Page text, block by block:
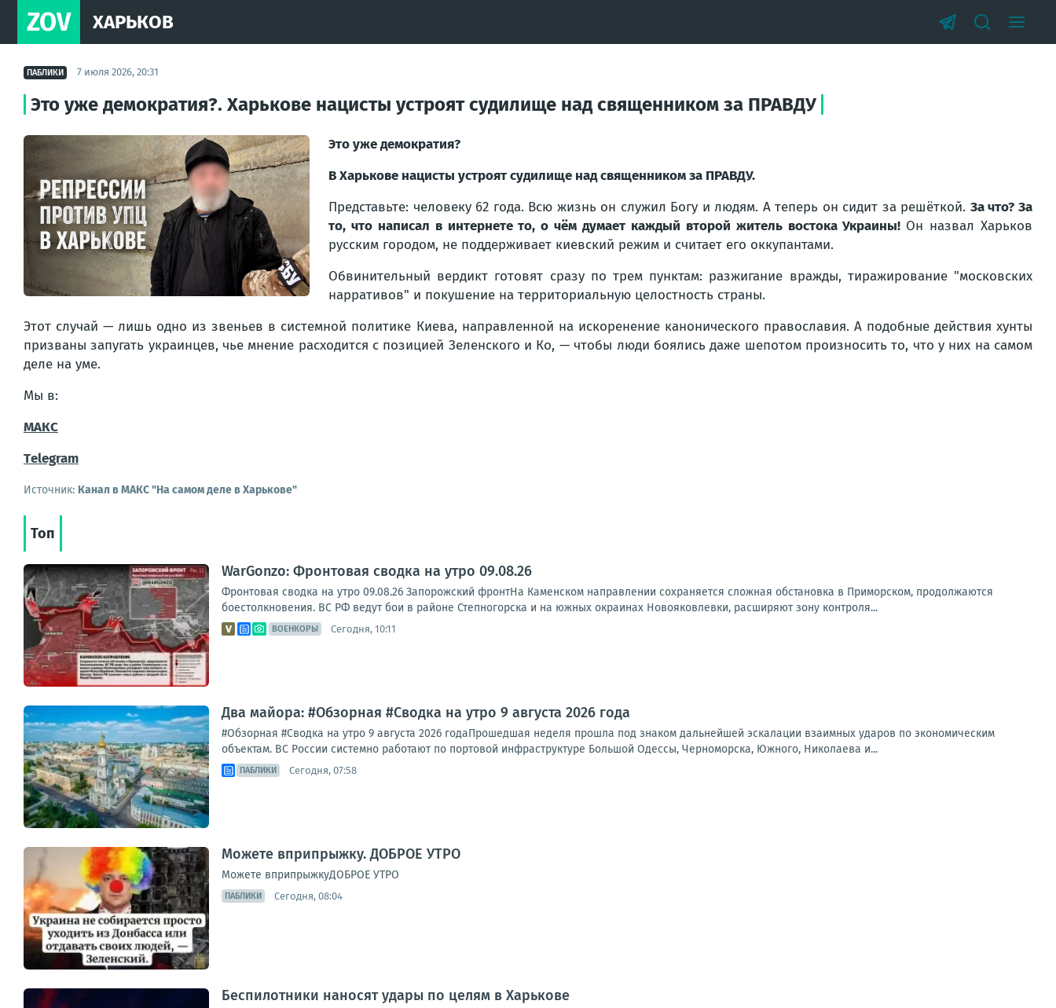
ZOV ХАРЬКОВ
ПАБЛИКИ 7 июля 2026, 20:31
Это уже демократия?. Харькове нацисты устроят судилище над священником за ПРАВДУ
Это уже демократия?
В Харькове нацисты устроят судилище над священником за ПРАВДУ.
Представьте: человеку 62 года. Всю жизнь он служил Богу и людям. А теперь он сидит за решёткой. За что? За
то, что написал в интернете то, о чём думает каждый второй житель востока Украины! Он назвал Харьков
русским городом, не поддерживает киевский режим и считает его оккупантами.
Обвинительный вердикт готовят сразу по трем пунктам: разжигание вражды, тиражирование "московских
нарративов" и покушение на территориальную целостность страны.
Этот случай — лишь одно из звеньев в системной политике Киева, направленной на искоренение канонического православия. А подобные действия хунты
призваны запугать украинцев, чье мнение расходится с позицией Зеленского и Ко, — чтобы люди боялись даже шепотом произносить то, что у них на самом
деле на уме.
Мы в:
МАКС
Тelegram
Источник: Канал в МАКС "На самом деле в Харькове"
Топ
WarGonzo: Фронтовая сводка на утро 09.08.26
Фронтовая сводка на утро 09.08.26 Запорожский фронтНа Каменском направлении сохраняется сложная обстановка в Приморском, продолжаются
боестолкновения. ВС РФ ведут бои в районе Степногорска и на южных окраинах Новояковлевки, расширяют зону контроля...
ВОЕНКОРЫ Сегодня, 10:11
Два майора: #Обзорная #Сводка на утро 9 августа 2026 года
#Обзорная #Сводка на утро 9 августа 2026 годаПрошедшая неделя прошла под знаком дальнейшей эскалации взаимных ударов по экономическим
объектам. ВС России системно работают по портовой инфраструктуре Большой Одессы, Черноморска, Южного, Николаева и...
ПАБЛИКИ Сегодня, 07:58
Можете вприпрыжку. ДОБРОЕ УТРО
Можете вприпрыжкуДОБРОЕ УТРО
ПАБЛИКИ Сегодня, 08:04
Беспилотники наносят удары по целям в Харькове